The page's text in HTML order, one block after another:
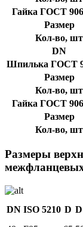
Гайка ГОСТ
Размер
Кол-во, шт
DN
Шпилька ГОСТ
Размер
Кол-во, шт
Гайка ГОСТ
Размер
Кол-во, шт
Размеры
DN ISO 5210 D